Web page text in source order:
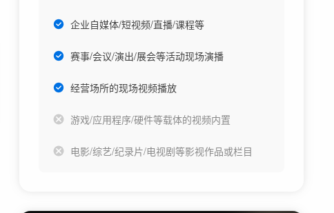
企业自媒体/短视频/直播/课程等
赛事/会议/演出/展会等活动现场演播
经营场所的现场视频播放
游戏/应用程序/硬件等载体的视频内置
电影/综艺/纪录片/电视剧等影视作品或栏目